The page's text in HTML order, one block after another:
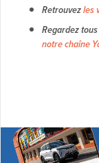
Retrouvezles
Regardez
notre chaîne